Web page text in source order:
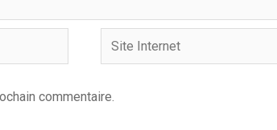
Site
Internet
commentaire.